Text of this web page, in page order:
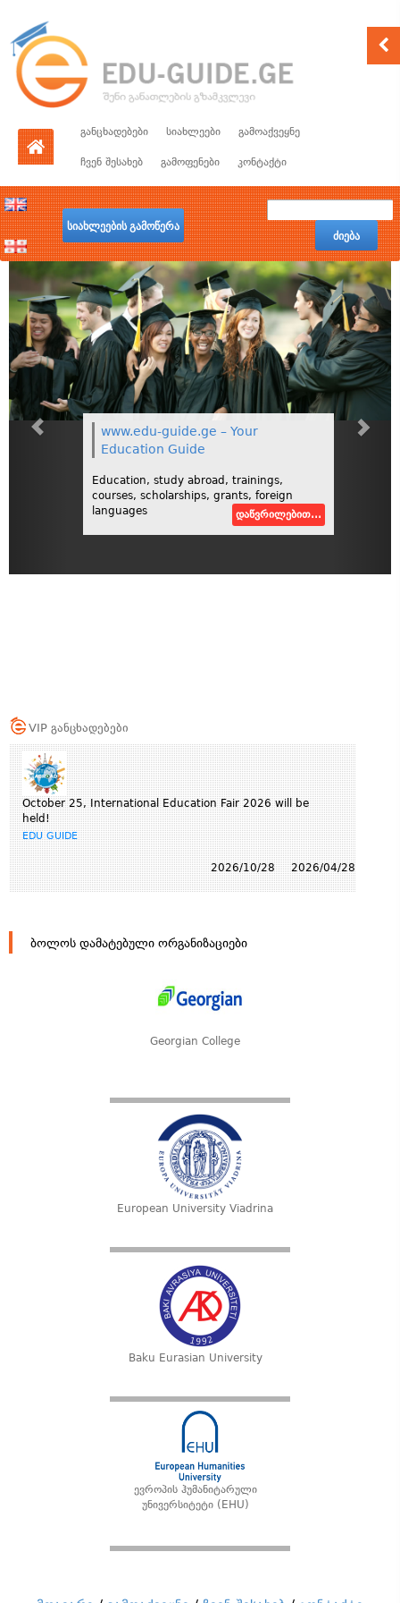
განცხადებები სიახლეები გამოაქვეყნე
ჩვენ შესახებ გამოფენები კონტაქტი
სიახლეების გამოწერა
ძიება
www.edu-guide.ge – Your
Education Guide
Education, study abroad, trainings,
courses, scholarships, grants, foreign
languages
დაწვრილებით...
VIP განცხადებები
October 25, International Education Fair 2026 will be
held!
EDU GUIDE
2026/04/28
2026/10/28
ბოლოს დამატებული ორგანიზაციები
Georgian College
European University Viadrina
Baku Eurasian University
ევროპის ჰუმანიტარული
უნივერსიტეტი (EHU)